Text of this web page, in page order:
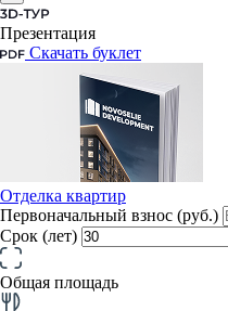
Презентация
Скачать буклет
Отделка квартир
Первоначальный взнос (руб.)
Срок (лет)
Общая площадь